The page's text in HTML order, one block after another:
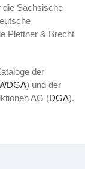
die Sächsische
Plettner & Brecht
der
) und der
AG (DGA).